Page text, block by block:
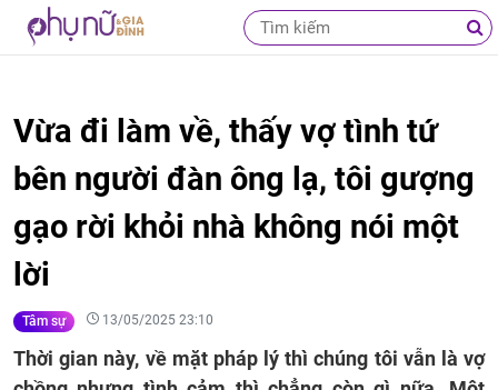
Vừa đi làm về, thấy vợ tình tứ
bên người đàn ông lạ, tôi gượng
gạo rời khỏi nhà không nói một
lời
Tâm sự 13/05/2025 23:10
Thời gian này, về mặt pháp lý thì chúng tôi vẫn là vợ